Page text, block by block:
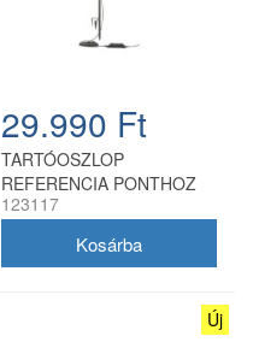
29.990 Ft
TARTÓOSZLOP
REFERENCIA PONTHOZ
123117
Új